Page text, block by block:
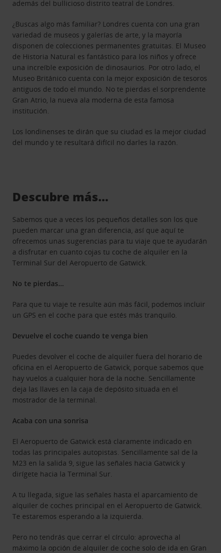
además del bullicioso distrito teatral de Londres.
¿Buscas algo más familiar? Londres cuenta con una gran
variedad de museos y galerías de arte, y la mayoría
disponen de colecciones permanentes gratuitas. El Museo
de Historia Natural es fantástico para los niños y ofrece
una increíble exposición de dinosaurios. Por otro lado, el
Museo Británico cuenta con la mejor exposición de tesoros
antiguos de todo el mundo. No te pierdas el sorprendente
Gran Atrio, la nueva ala moderna de esta famosa
institución.
Los londinenses te dirán que su ciudad es la mejor ciudad
del mundo y te resultará difícil no darles la razón.
Descubre más…
Sabemos que a veces los pequeños detalles son los que
pueden marcar una gran diferencia, así que aquí te
ofrecemos unas sugerencias para tu viaje que te ayudarán
a disfrutar en cuanto cojas tu coche de alquiler en la
Terminal Sur del Aeropuerto de Gatwick.
No te pierdas…
Para que tu viaje te resulte aún más fácil, podemos incluir
un GPS en el coche para que estés más tranquilo.
Devuelve el coche cuando te venga bien
Puedes devolver el coche de alquiler fuera del horario de
oficina en el Aeropuerto de Gatwick, porque sabemos que
hay vuelos a cualquier hora de la noche. Sencillamente
deja las llaves en la caja de depósito situada en el
mostrador de la terminal.
Acaba con una sonrisa
El Aeropuerto de Gatwick está claramente indicado en
todas las principales autopistas. Sencillamente sal de la
M23 en la salida 9, sigue las señales hacia Gatwick y
dirígete hacia la Terminal Sur.
A tu llegada, sigue las señales hasta el aparcamiento de
alquiler de coches principal en el Aeropuerto de Gatwick.
Te estaremos esperando a la izquierda.
Pero no tendrás que cerrar el círculo: aprovecha al
máximo la opción de alquiler de coche solo de ida en Gran